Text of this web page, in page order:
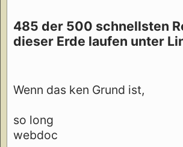
485 der 500 schnellsten
dieser Erde laufen unter
Wenn das ken Grund ist,
so long
webdoc